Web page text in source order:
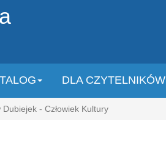
DLA CZYTELNIKÓW
Dubiejek - Człowiek Kultury